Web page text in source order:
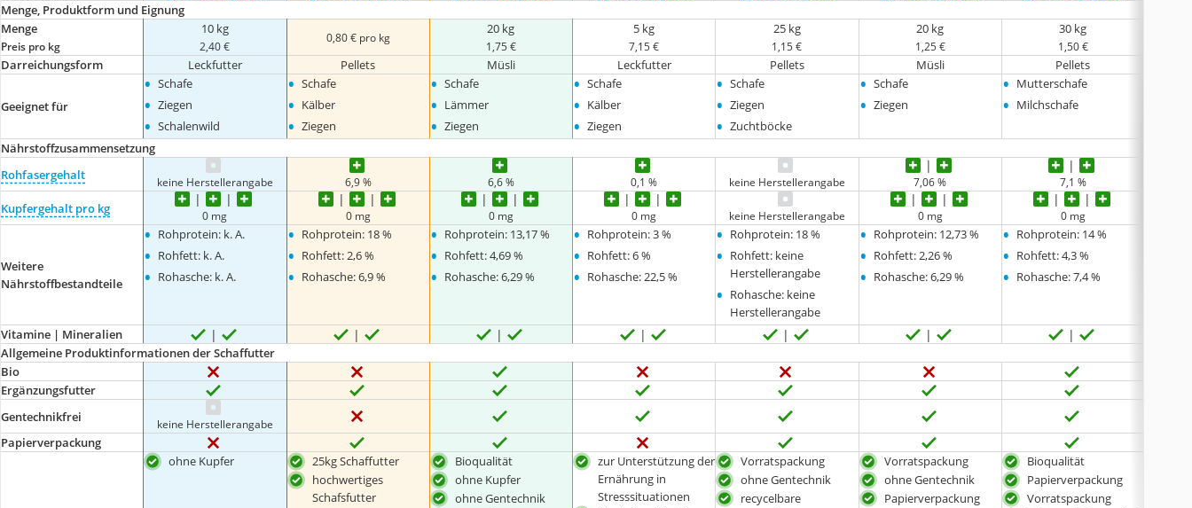
Menge, Produktform und Eignung
Menge
Preis pro kg
10 kg
2,40 €
0,80 € pro kg
20 kg
1,75 €
5 kg
7,15 €
25 kg
1,15 €
20 kg
1,25 €
30 kg
1,50 €
Darreichungsform Leckfutter Pellets Müsli Leckfutter Pellets Müsli Pellets
Geeignet für
• Schafe
• Ziegen
• Schalenwild
• Schafe
• Kälber
• Ziegen
• Schafe
• Lämmer
• Ziegen
• Schafe
• Kälber
• Ziegen
• Schafe
• Ziegen
• Zuchtböcke
• Schafe
• Ziegen
• Mutterschafe
• Milchschafe
Nährstoffzusammensetzung
Rohfasergehalt
keine Herstellerangabe 6,9 % 6,6 % 0,1 % keine Herstellerangabe 7,06 % 7,1 %
Kupfergehalt pro kg 0 mg 0 mg 0 mg 0 mg keine Herstellerangabe 0 mg 0 mg
Weitere
Nährstoffbestandteile
• Rohprotein: k. A.
• Rohfett: k. A.
• Rohasche: k. A.
• Rohprotein: 18 %
• Rohfett: 2,6 %
• Rohasche: 6,9 %
• Rohprotein: 13,17 %
• Rohfett: 4,69 %
• Rohasche: 6,29 %
• Rohprotein: 3 %
• Rohfett: 6 %
• Rohasche: 22,5 %
• Rohprotein: 18 %
• Rohfett: keine
Herstellerangabe
• Rohasche: keine
Herstellerangabe
• Rohprotein: 12,73 %
• Rohfett: 2,26 %
• Rohasche: 6,29 %
• Rohprotein: 14 %
• Rohfett: 4,3 %
• Rohasche: 7,4 %
Vitamine | Mineralien
Allgemeine Produktinformationen der Schaffutter
Bio
Ergänzungsfutter
Gentechnikfrei
keine Herstellerangabe
Papierverpackung
ohne Kupfer
25kg Schaffutter
hochwertiges
Schafsfutter
Bioqualität
ohne Kupfer
ohne Gentechnik
zur Unterstützung der
Ernährung in
Stresssituationen
Vorratspackung
ohne Gentechnik
recycelbare
Vorratspackung
ohne Gentechnik
Papierverpackung
Bioqualität
Papierverpackung
Vorratspackung